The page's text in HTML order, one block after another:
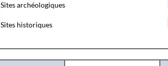
Sites archéologiques
Sites historiques